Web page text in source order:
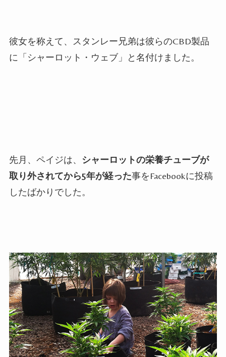
彼女を称えて、スタンレー兄弟は彼らのCBD製品
に「シャーロット・ウェブ」と名付けました。
先月、ペイジは、 シャーロットの栄養チューブが
取り外されてから5年が経った事をFacebookに投稿
したばかりでした。